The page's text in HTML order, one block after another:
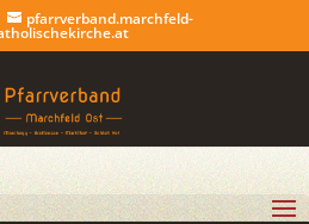
pfarrverband.marchfeld-